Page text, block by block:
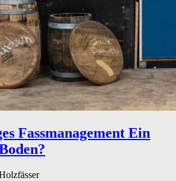
Fassmanagement Ein